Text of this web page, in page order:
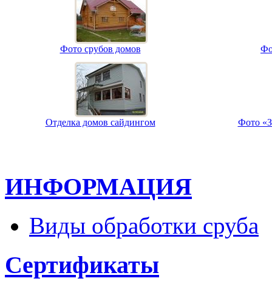
Фото срубов домов
Отделка домов сайдингом Фото
ИНФОРМАЦИЯ
Виды обработки сруба
Сертификаты